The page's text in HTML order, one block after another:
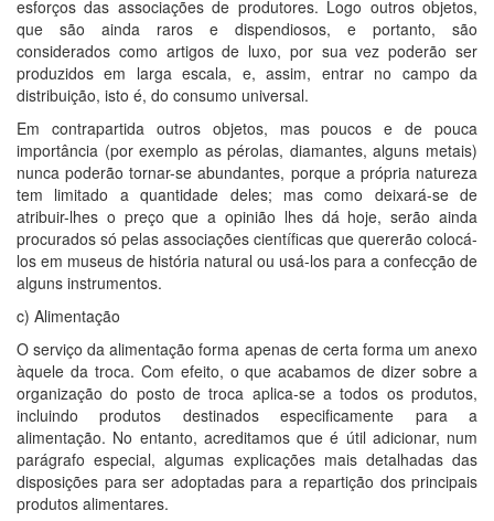
esforços das associações de produtores. Logo outros objetos,
que são ainda raros e dispendiosos, e portanto, são
considerados como artigos de luxo, por sua vez poderão ser
produzidos em larga escala, e, assim, entrar no campo da
distribuição, isto é, do consumo universal.
Em contrapartida outros objetos, mas poucos e de pouca
importância (por exemplo as pérolas, diamantes, alguns metais)
nunca poderão tornar-se abundantes, porque a própria natureza
tem limitado a quantidade deles; mas como deixará-se de
atribuir-lhes o preço que a opinião lhes dá hoje, serão ainda
procurados só pelas associações científicas que quererão colocá-
los em museus de história natural ou usá-los para a confecção de
alguns instrumentos.
c) Alimentação
O serviço da alimentação forma apenas de certa forma um anexo
àquele da troca. Com efeito, o que acabamos de dizer sobre a
organização do posto de troca aplica-se a todos os produtos,
incluindo produtos destinados especificamente para a
alimentação. No entanto, acreditamos que é útil adicionar, num
parágrafo especial, algumas explicações mais detalhadas das
disposições para ser adoptadas para a repartição dos principais
produtos alimentares.